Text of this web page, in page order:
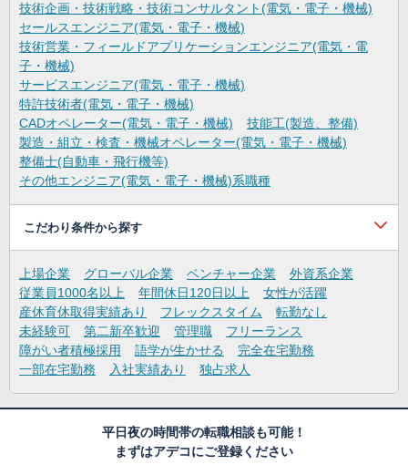
技術企画・技術戦略・技術コンサルタント(電気・電子・機械)
セールスエンジニア(電気・電子・機械)
技術営業・フィールドアプリケーションエンジニア(電気・電
子・機械)
サービスエンジニア(電気・電子・機械)
特許技術者(電気・電子・機械)
CADオペレーター(電気・電子・機械)
技能工(製造、整備)
製造・組立・検査・機械オペレーター(電気・電子・機械)
整備士(自動車・飛行機等)
その他エンジニア(電気・電子・機械)系職種
こだわり条件から探す
上場企業 グローバル企業 ベンチャー企業
外資系企業
従業員1000名以上
年間休日120日以上
女性が活躍
産休育休取得実績あり
フレックスタイム
転勤なし
未経験可
第二新卒歓迎 管理職
フリーランス
障がい者積極採用
語学が生かせる
完全在宅勤務
一部在宅勤務
入社実績あり 独占求人
平日夜の時間帯の転職相談も可能！
まずはアデコにご登録ください